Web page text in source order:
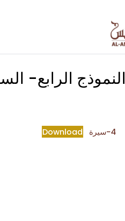
النموذج الرابع-
4-سيرة Download